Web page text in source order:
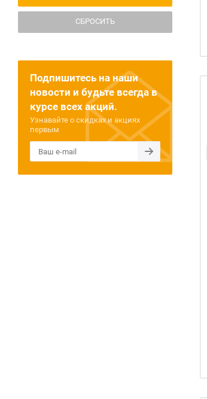
СБРОСИТЬ
Подпишитесь на наши
новости и будьте всегда в
курсе всех акций.
Узнавайте о скидках и акциях
первым